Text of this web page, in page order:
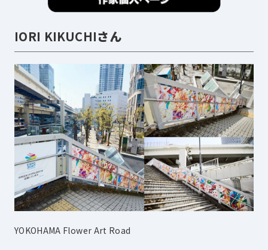
IORI KIKUCHIさん
YOKOHAMA Flower Art Road